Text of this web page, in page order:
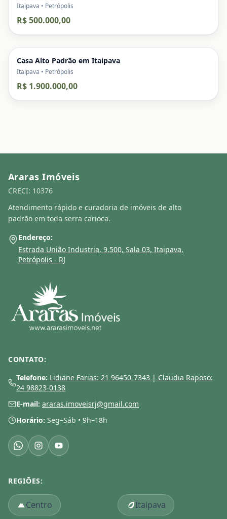
Itaipava • Petrópolis
R$ 500.000,00
Casa Alto Padrão em Itaipava
Itaipava • Petrópolis
R$ 1.900.000,00
Araras Imóveis
CRECI: 10376
Atendimento rápido e curadoria de imóveis de alto
padrão em toda serra carioca.
Endereço:
Estrada União Industria, 9.500, Sala 03, Itaipava,
Petrópolis - RJ
CONTATO:
Telefone: Lidiane Farias: 21 96450-7343 | Claudia Raposo:
24 98823-0138
E-mail: araras.imoveisrj@gmail.com
Horário: Seg–Sáb • 9h–18h
REGIÕES:
Centro Itaipava